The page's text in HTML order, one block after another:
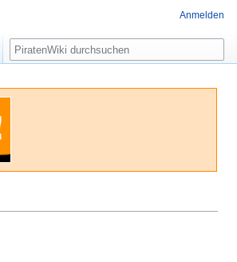
Anmelden
Suche